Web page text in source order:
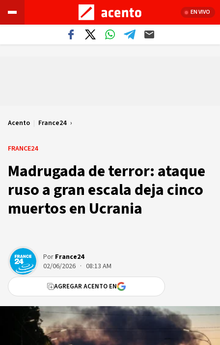
EN VIVO
Acento | France24
FRANCE24
Madrugada de terror: ataque
ruso a gran escala deja cinco
muertos en Ucrania
Por France24
02/06/2026 · 08:13 AM
AGREGAR ACENTO EN